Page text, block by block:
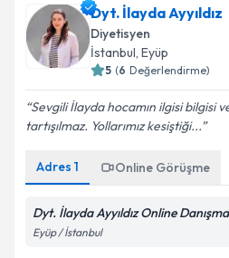
Dyt. İlayda Ayyıldız
Diyetisyen
İstanbul, Eyüp
( Değerlendirme)
Sevgili İlayda hocamın ilgisi bilgisi
tartışılmaz. Yollarımız kesiştiği...
Adres 1 Online Görüşme
Dyt. İlayda Ayyıldız Online
Eyüp / İstanbul